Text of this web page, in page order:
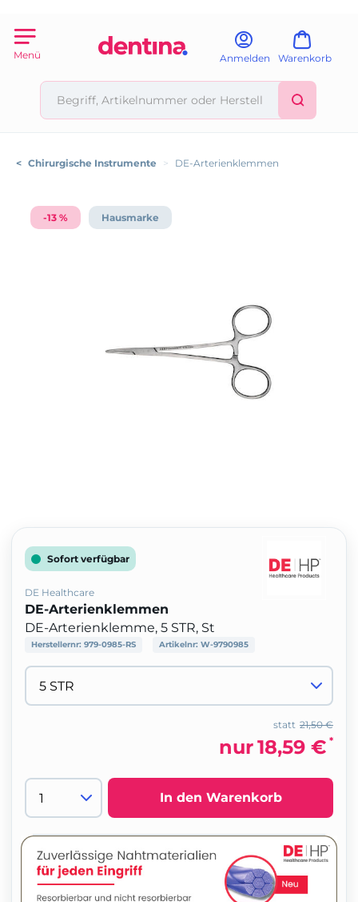
Menü Anmelden Warenkorb
< Chirurgische Instrumente > DE-Arterienklemmen
-13 % Hausmarke
Sofort verfügbar
DE Healthcare
DE-Arterienklemmen
DE-Arterienklemme, 5 STR, St
Herstellernr: 979-0985-RS Artikelnr: W-9790985
21,50 €
statt
nur18,59 € *
In den Warenkorb